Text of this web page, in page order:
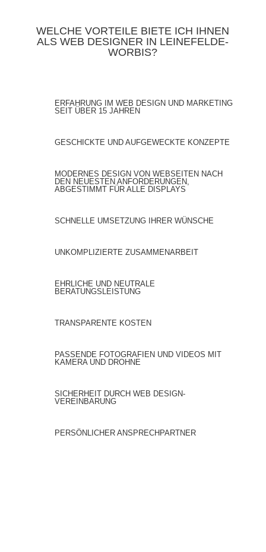
WELCHE VORTEILE BIETE ICH IHNEN
ALS WEB DESIGNER IN LEINEFELDE-
WORBIS?
ERFAHRUNG IM WEB DESIGN UND MARKETING
SEIT ÜBER 15 JAHREN
GESCHICKTE UND AUFGEWECKTE KONZEPTE
MODERNES DESIGN VON WEBSEITEN NACH
DEN NEUESTEN ANFORDERUNGEN,
ABGESTIMMT FÜR ALLE DISPLAYS
SCHNELLE UMSETZUNG IHRER WÜNSCHE
UNKOMPLIZIERTE ZUSAMMENARBEIT
EHRLICHE UND NEUTRALE
BERATUNGSLEISTUNG
TRANSPARENTE KOSTEN
PASSENDE FOTOGRAFIEN UND VIDEOS MIT
KAMERA UND DROHNE
SICHERHEIT DURCH WEB DESIGN-
VEREINBARUNG
PERSÖNLICHER ANSPRECHPARTNER